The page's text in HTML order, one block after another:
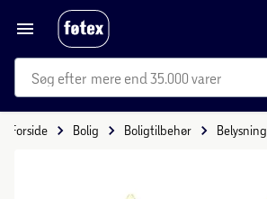
mere end 35.000 varer
Forside Bolig Boligtilbehør Belysning